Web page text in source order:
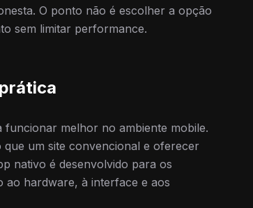
O ponto não é escolher a opção
sem limitar performance.
funcionar melhor no ambiente mobile.
que um site convencional e oferecer
nativo é desenvolvido para os
ao hardware, à interface e aos